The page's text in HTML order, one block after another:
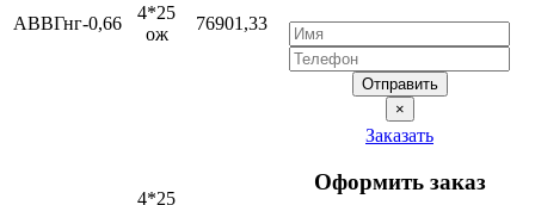
АВВГнг-0,66
4*25
ож
76901,33
Отправить
×
4*25
Заказать
Оформить заказ